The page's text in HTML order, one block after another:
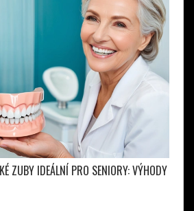
ZUBY IDEÁLNÍ PRO SENIORY: VÝHODY